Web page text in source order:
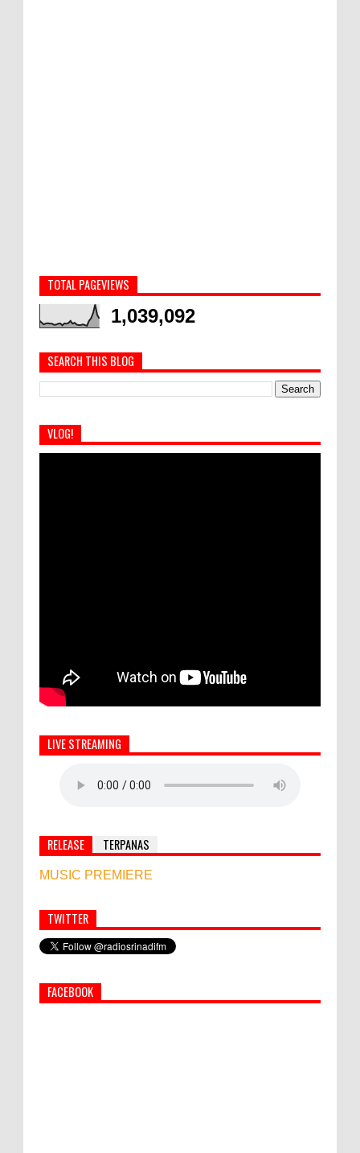
TOTAL PAGEVIEWS
1,039,092
SEARCH THIS BLOG
VLOG!
LIVE STREAMING
RELEASE TERPANAS
MUSIC PREMIERE
Simbol Persahabatan, RI Bangun Islamic Centre di
Afghanistan
World Marketing Forum 2022:
TWITTER
FACEBOOK